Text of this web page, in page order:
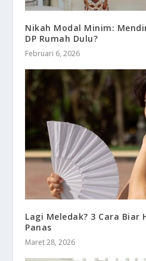
Nikah Modal Minim:
DP Rumah Dulu?
Februari 6, 2026
Lagi Meledak? 3 Cara Biar
Panas
Maret 28, 2026